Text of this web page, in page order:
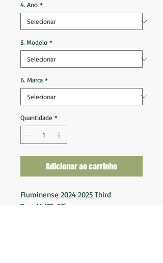
4. Ano *
5. Modelo *
6. Marca *
Quantidade *
Adicionar ao carrinho
Fluminense 2024 2025 Third
Tam M (73x53)